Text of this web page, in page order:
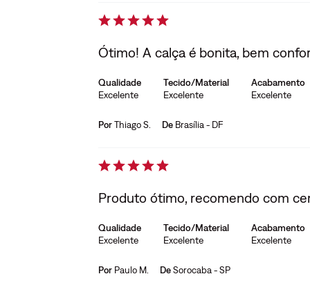
Ótimo! A calça é bonita, bem
Qualidade
Excelente
Tecido/Material
Excelente
Acabamento
Excelente
PorThiago S. De Brasília - DF
Produto ótimo, recomendo com
Qualidade
Excelente
Tecido/Material
Excelente
Acabamento
Excelente
Por Paulo M. DeSorocaba - SP